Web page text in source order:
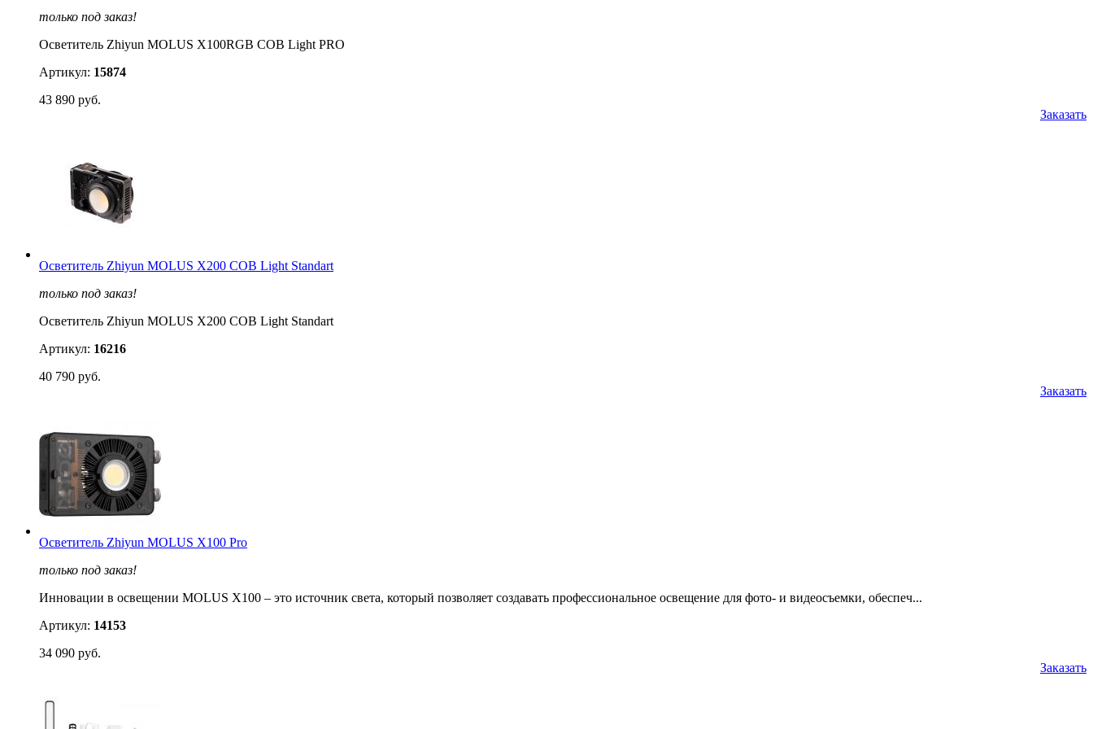
только под заказ!
Осветитель Zhiyun MOLUS X100RGB COB Light PRO
Артикул: 15874
43 890 руб.
Заказать
Осветитель Zhiyun MOLUS X200 COB Light Standart
только под заказ!
Осветитель Zhiyun MOLUS X200 COB Light Standart
Артикул: 16216
40 790 руб.
Заказать
Осветитель Zhiyun MOLUS X100 Pro
только под заказ!
Инновации в освещении MOLUS X100 – это источник света, который позволяет создавать профессиональное освещение для фото- и видеосъемки, обеспеч...
Артикул: 14153
34 090 руб.
Заказать